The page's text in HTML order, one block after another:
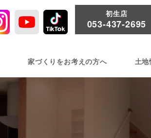
初生店
053-437-2695
家づくりをお考えの方へ 土地